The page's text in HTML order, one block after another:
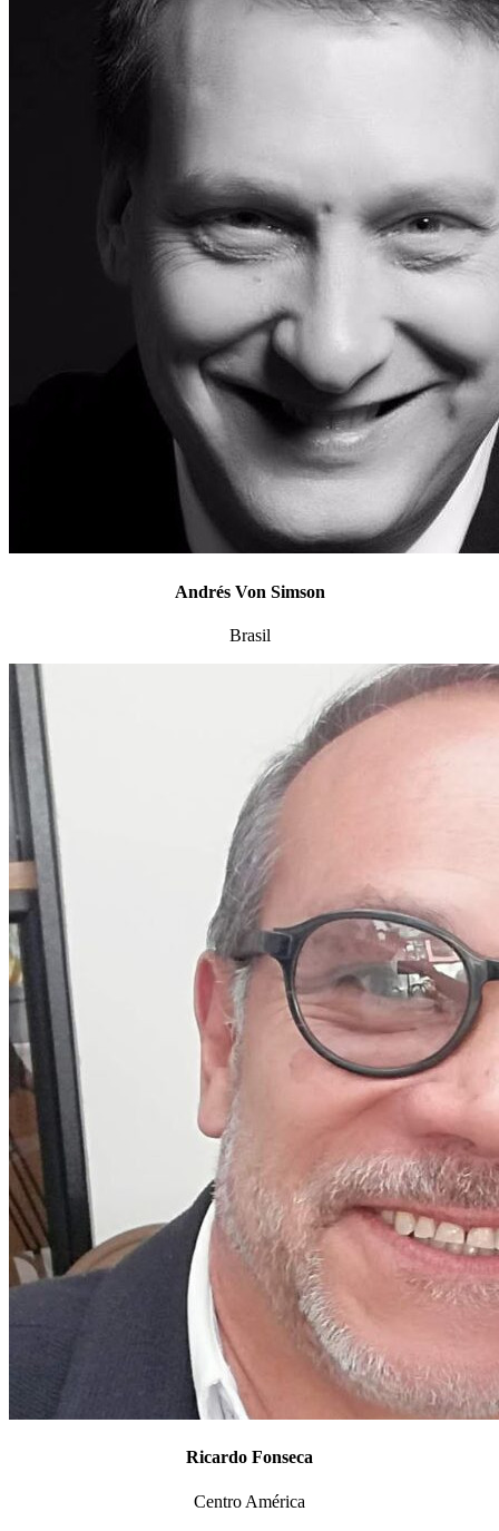
Andrés Von Simson
Brasil
Ricardo Fonseca
Centro América